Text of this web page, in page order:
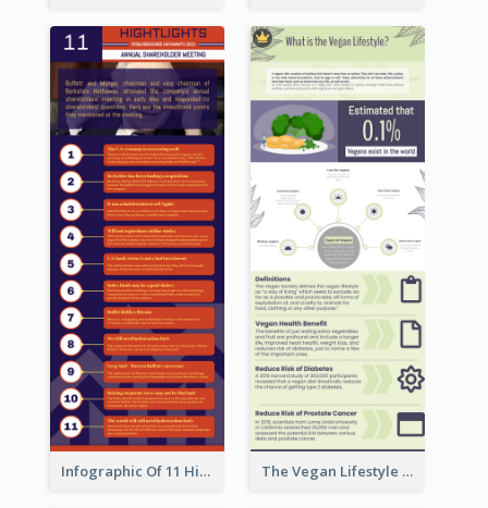
Infographic Of 11 Highlights From Berkshire Hathaway's Shareholder Meeting The Vegan Lifestyle Infographic